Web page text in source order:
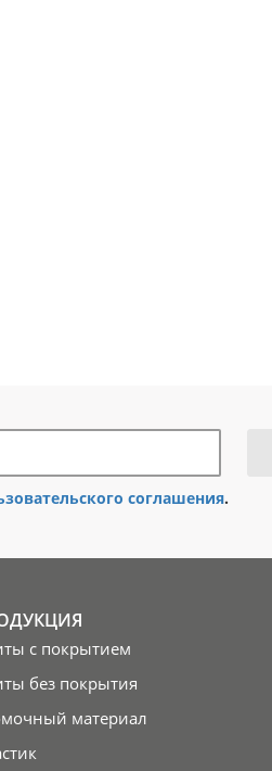
соглашения.
с покрытием
без покрытия
материал